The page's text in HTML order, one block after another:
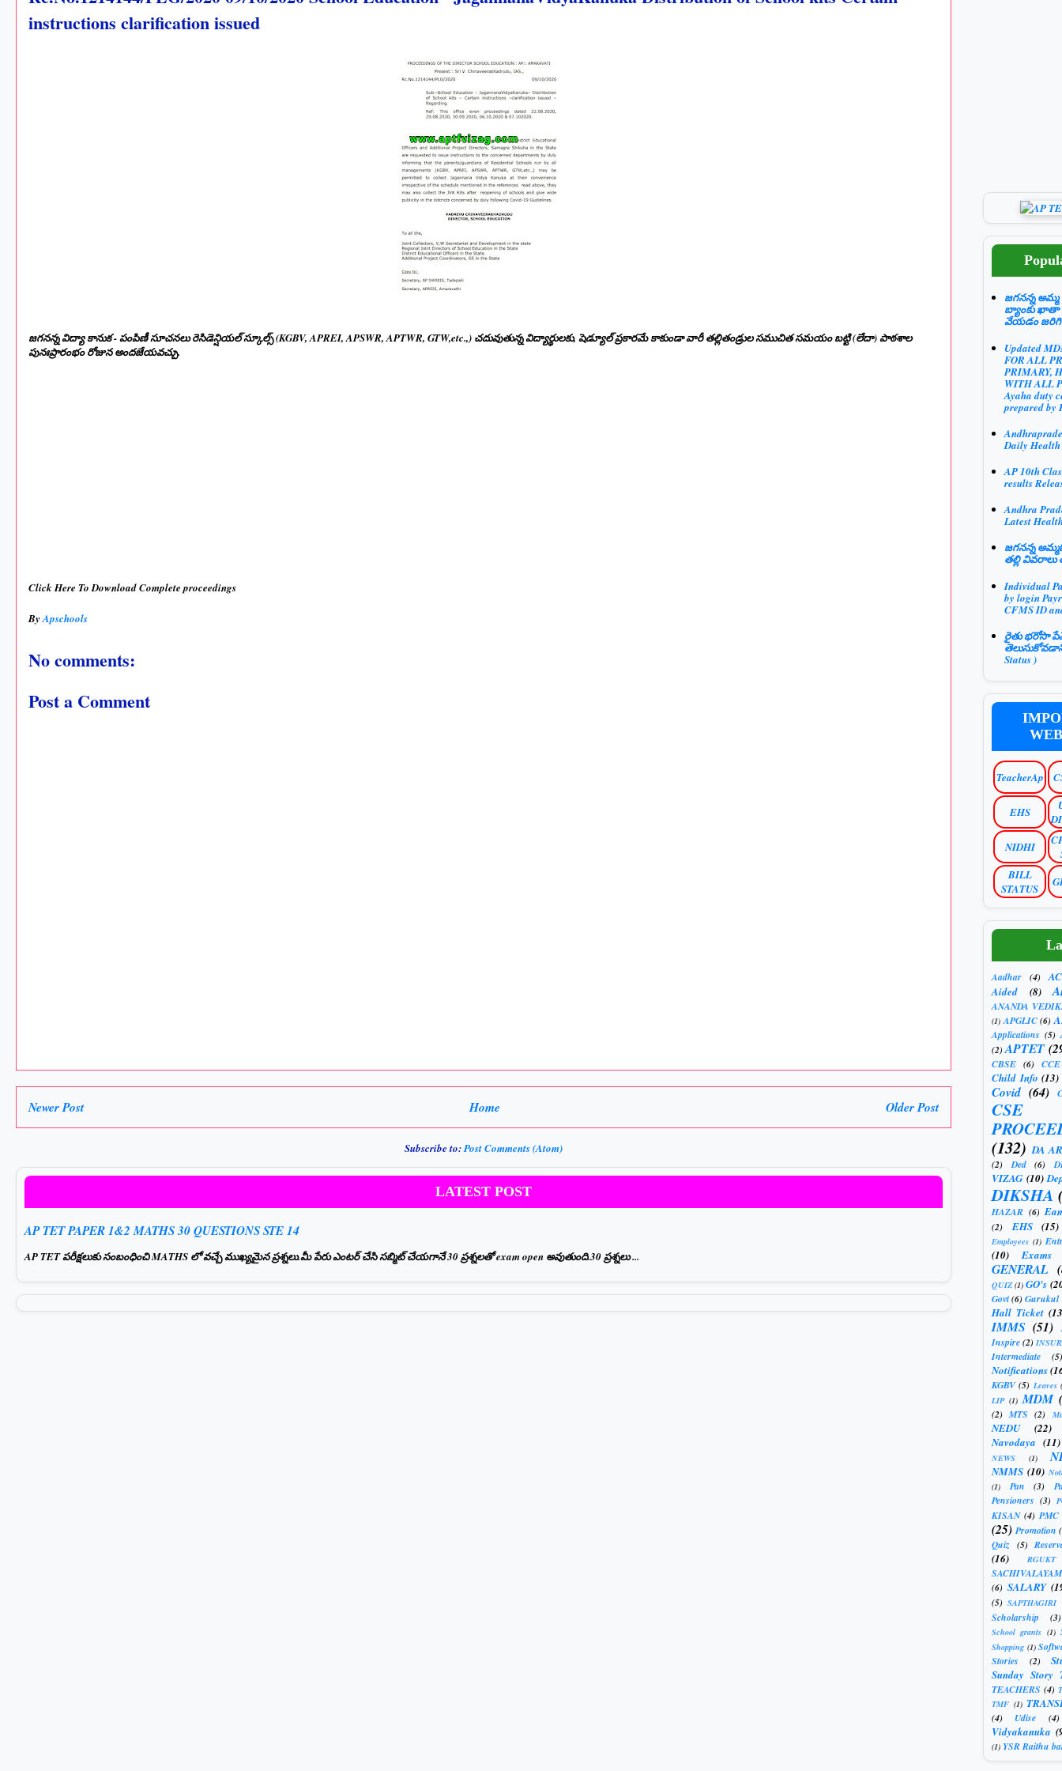
instructions clarification issued
జగనన్న విద్యా కానుక - పంపిణీ సూచనలు రెసిడెన్షియల్ స్కూల్స్ (KGBV, APREI, APSWR, APTWR, GTW,etc.,) చదువుతున్న విద్యార్థులకు, షెడ్యూల్ ప్రకారమే కాకుండా వారీ తల్లితండ్రుల సముచిత సమయం బట్టి (లేదా) పాఠశాల
పునఃప్రారంభం రోజున అందజేయవచ్చు.
Click Here To Download Complete proceedings
ByApschools
No comments:
Post a Comment
Newer Post Older Post
Home
Subscribe to:Post Comments (Atom)
LATEST POST
AP TET PAPER 1&2 MATHS 30 QUESTIONS STE 14
AP TET పరీక్షలుకు సంబంధించి MATHS లో వచ్చే ముఖ్యమైన ప్రశ్నలు.మీ పేరు ఎంటర్ చేసి సబ్మిట్ చేయగానే 30 ప్రశ్నలతో exam open అవుతుంది.30 ప్రశ్నలు ...
జగనన్న
బ్యాంకు ఖాతా
వేయడం
Updated
FOR ALL
PRIMARY,
WITH ALL
Ayaha duty
prepared by
Daily Health
AP 10th
results
Andhra
Latest
జగనన్న
తల్లి వివరాలు
Individual
by login
CFMS ID
రైతు భరోసా
Status )
TeacherAp
EHS
NIDHI
BILL
STATUS
Aadhar (4)
Aided
(8)
ANANDA
(1) APGLIC (6)
Applications (5)
(2)APTET
CBSE (6) CCE
Child Info (13)
Covid (64)
CSE
(132) DA
(2) Ded (6)
VIZAG (10)
DIKSHA
HAZAR (6)
(2) EHS (15)
Employees (1)
(10) Exams
GENERAL
QUIZ (1) GO's
Govt(6)Gurukul
Hall Ticket
IMMS (51)
Inspire(2)
Intermediate (5)
Notifications
KGBV (5) Leaves
LIP (1) MDM
(2) MTS (2)
NEDU
(22)
Navodaya (11)
NEWS (1)
NMMS (10)
(1)
Pan (3)
Pensioners (3)
KISAN (4) PMC
(25) Promotion
Quiz (5)
(16) RGUKT
SACHIVALAYAM
(6) SALARY
(5) SAPTHAGIRI
Scholarship (3)
School grants (1)
Shopping (1)
Stories
(2)
Sunday Story
TEACHERS (4)
TMF (1)
(4) Udise (4)
Vidyakanuka
(1) YSR Raithu